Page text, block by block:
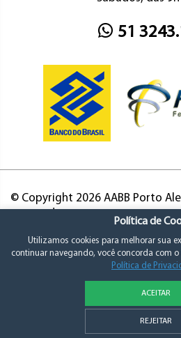
51
© Copyright 2026 AABB Porto
Política de Privacidade
Política de
Utilizamos cookies para melhorar sua
continuar navegando, você concorda com
Política de
ACEITAR
REJEITAR